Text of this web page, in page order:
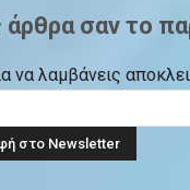
άρθρα σαν το
να λαμβάνεις